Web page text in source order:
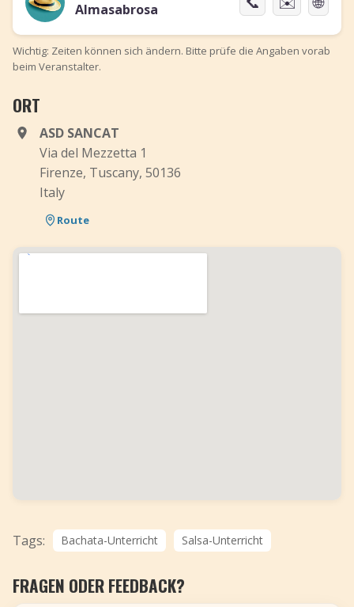
Almasabrosa
Wichtig: Zeiten können sich ändern. Bitte prüfe die Angaben vorab
beim Veranstalter.
ORT
ASD SANCAT
Via del Mezzetta 1
Firenze, Tuscany, 50136
Italy
Route
Tags: Bachata-Unterricht Salsa-Unterricht
FRAGEN ODER FEEDBACK?